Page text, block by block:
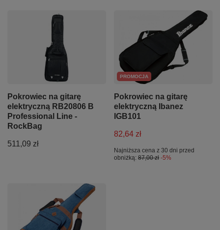
Pokrowiec na gitarę
elektryczną RB20806 B
Professional Line -
RockBag
511,09 zł
PROMOCJA
Pokrowiec na gitarę
elektryczną Ibanez
IGB101
82,64 zł
Najniższa cena z 30 dni przed
obniżką: 87,00 zł -5%